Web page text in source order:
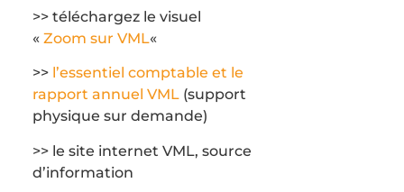
>> téléchargez le visuel
«Zoom sur VML«
>> l’essentiel comptable et le
rapport annuel VML (support
physique sur demande)
>> le site internet VML, source
d’information